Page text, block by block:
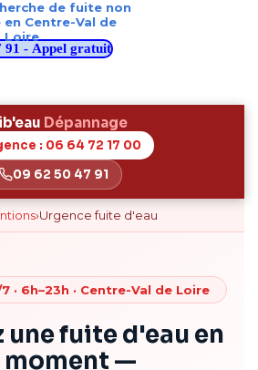
91 - Appel gratuit
de fuite non
Centre-Val de
Loire
Dépannage
: 06 64 72 17 00
09 62 50 47 91
›Urgence fuite d'eau
· 6h–23h · Centre-Val de Loire
une fuite d'eau en
moment —